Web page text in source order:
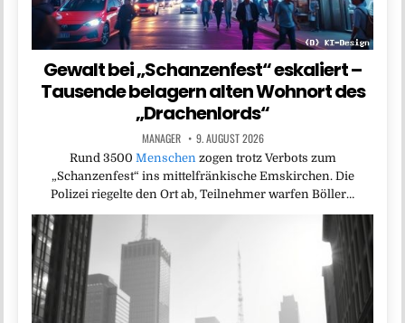
Gewalt bei „Schanzenfest“ eskaliert –
Tausende belagern alten Wohnort des
„Drachenlords“
MANAGER 9. AUGUST 2026
Rund 3500 Menschenzogen trotz Verbots zum
„Schanzenfest“ ins mittelfränkische Emskirchen. Die
Polizei riegelte den Ort ab, Teilnehmer warfen Böller…